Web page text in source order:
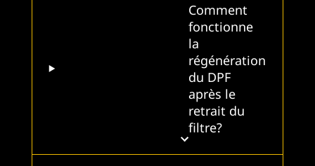
Comment
fonctionne
la
régénération
du DPF
après le
retrait du
filtre?